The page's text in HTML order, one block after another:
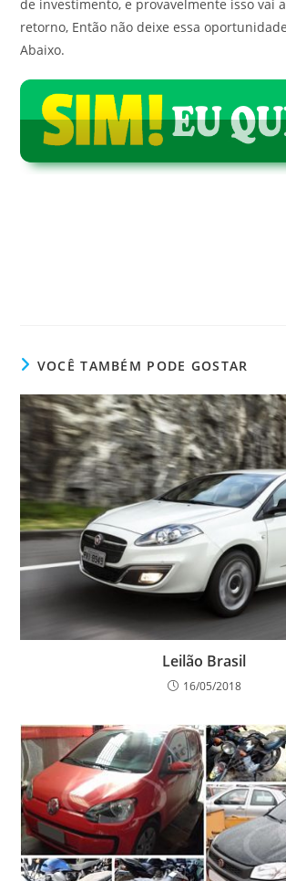
de investimento, e provavelmente isso vai
retorno, Então não deixe essa
Abaixo.
VOCÊ TAMBÉM PODE GOSTAR
Leilão Brasil
16/05/2018